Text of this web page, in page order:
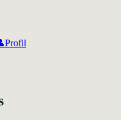
Profil